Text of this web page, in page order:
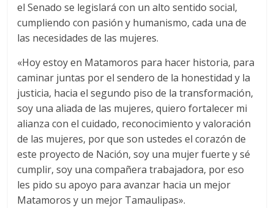
el Senado se legislará con un alto sentido social,
cumpliendo con pasión y humanismo, cada una de
las necesidades de las mujeres.
«Hoy estoy en Matamoros para hacer historia, para
caminar juntas por el sendero de la honestidad y la
justicia, hacia el segundo piso de la transformación,
soy una aliada de las mujeres, quiero fortalecer mi
alianza con el cuidado, reconocimiento y valoración
de las mujeres, por que son ustedes el corazón de
este proyecto de Nación, soy una mujer fuerte y sé
cumplir, soy una compañera trabajadora, por eso
les pido su apoyo para avanzar hacia un mejor
Matamoros y un mejor Tamaulipas».